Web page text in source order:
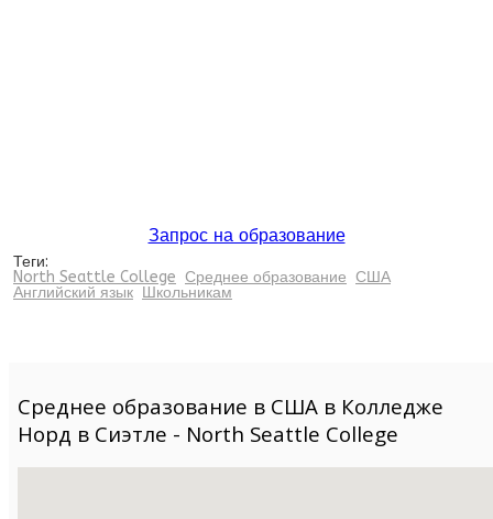
Запрос на образование
Теги:
North Seattle College Среднее образование США
Английский язык Школьникам
Среднее образование в США в Колледже
Норд в Сиэтле - North Seattle College